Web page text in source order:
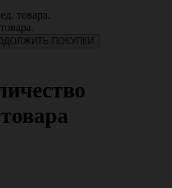
ед. товара.
ПОКУПКИ